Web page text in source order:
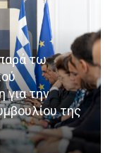
τω
την
της